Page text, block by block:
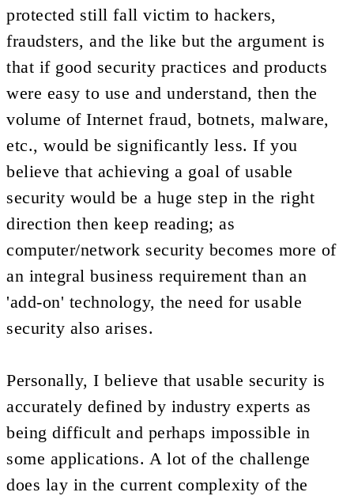
protected still fall victim to hackers,
fraudsters, and the like but the argument is
that if good security practices and products
were easy to use and understand, then the
volume of Internet fraud, botnets, malware,
etc., would be significantly less. If you
believe that achieving a goal of usable
security would be a huge step in the right
direction then keep reading; as
computer/network security becomes more of
an integral business requirement than an
'add-on' technology, the need for usable
security also arises.
Personally, I believe that usable security is
accurately defined by industry experts as
being difficult and perhaps impossible in
some applications. A lot of the challenge
does lay in the current complexity of the